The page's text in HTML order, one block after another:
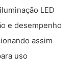
LED
e desempenho
assim
uso